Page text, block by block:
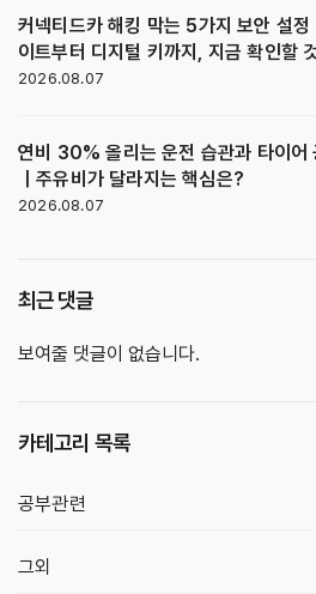
커넥티드카 해킹 막는 5가지 보안 설정
이트부터 디지털 키까지, 지금 확인할
2026.08.07
연비 30% 올리는 운전 습관과 타이어
｜주유비가 달라지는 핵심은?
2026.08.07
최근 댓글
보여줄 댓글이 없습니다.
카테고리 목록
공부관련
그외